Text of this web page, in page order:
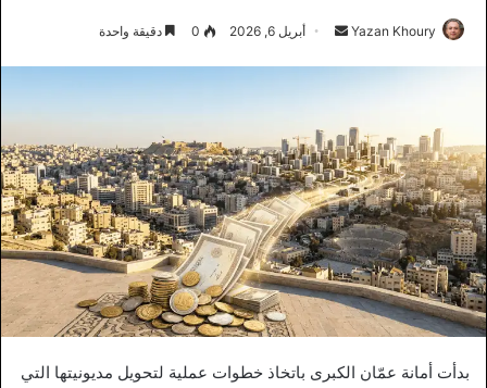
Yazan Khoury
أرسل أبريل 6, 2026 0 دقيقة واحدة
بدأت أمانة عمّان الكبرى باتخاذ خطوات عملية لتحويل مديونيتها التي